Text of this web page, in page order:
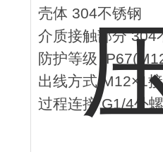
壳体 304不锈钢
介质接触部分 304
防护等级
出线方式 M12×1
过程连接 G1/4外